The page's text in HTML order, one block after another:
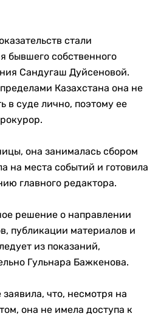
стали
бывшего собственного
Сандугаш Дуйсеновой.
Казахстана она не
в суде лично, поэтому ее
она занималась сбором
на места событий и готовила
главного редактора.
решение о направлении
публикации материалов и
из показаний,
Гульнара Бажкенова.
что, несмотря на
она не имела доступа к